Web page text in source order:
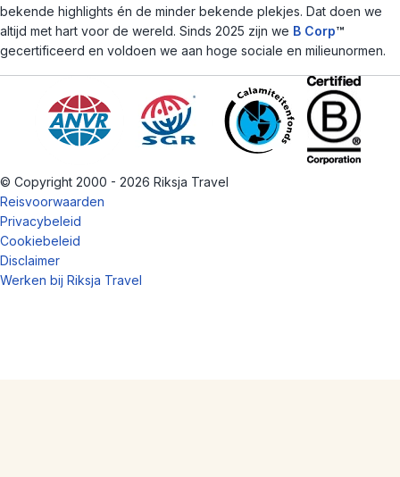
bekende highlights én de minder bekende plekjes. Dat doen we
altijd met hart voor de wereld. Sinds 2025 zijn we B Corp™
gecertificeerd en voldoen we aan hoge sociale en milieunormen.
© Copyright 2000 - 2026 Riksja Travel
Reisvoorwaarden
Privacybeleid
Cookiebeleid
Disclaimer
Werken bij Riksja Travel